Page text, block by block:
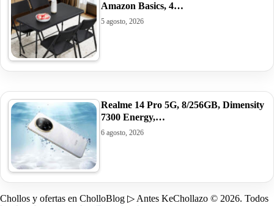
Amazon Basics, 4…
5 agosto, 2026
Realme 14 Pro 5G, 8/256GB, Dimensity
7300 Energy,…
6 agosto, 2026
Chollos y ofertas en CholloBlog ▷ Antes KeChollazo © 2026. Todos